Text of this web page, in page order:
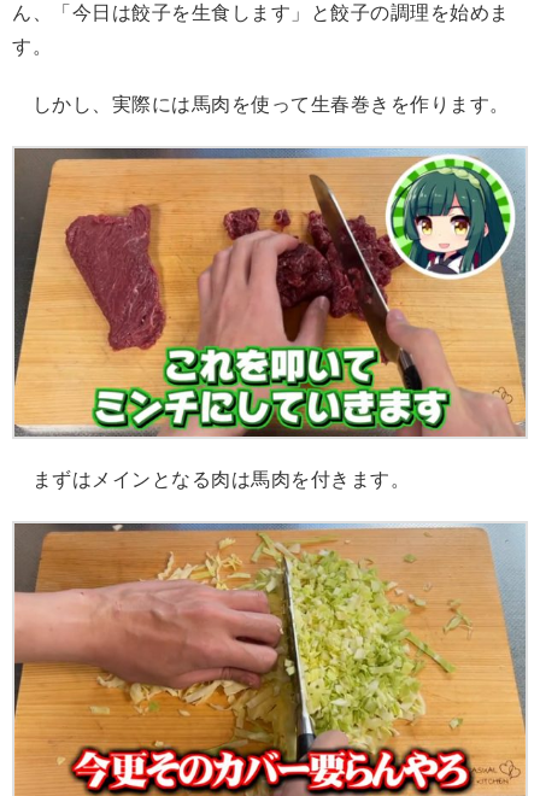
ん、「今日は餃子を生食します」と餃子の調理を始めま
す。
しかし、実際には馬肉を使って生春巻きを作ります。
まずはメインとなる肉は馬肉を付きます。